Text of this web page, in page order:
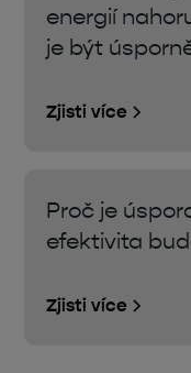
energií
je být
Zjisti více
Proč je
efektivita
Zjisti více